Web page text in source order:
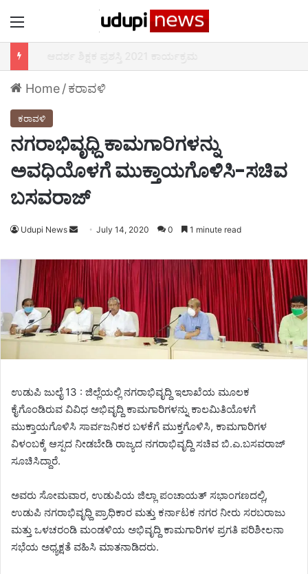
ಆದರ್ಶ ಶಿಕ್ಷಕ ಪ್ರಶಸ್ತಿ 2021 ಕಾರ್ಯಕ್ರಮ
Home/ಕರಾವಳಿ
ಕರಾವಳಿ
ನಗರಾಭಿವೃಧ್ದಿ ಕಾಮಗಾರಿಗಳನ್ನು
ಅವಧಿಯೊಳಗೆ ಮುಕ್ತಾಯಗೊಳಿಸಿ-ಸಚಿವ
ಬಸವರಾಜ್
Udupi News
Send
email
July 14, 2020 0 1 minute read
ಉಡುಪಿ ಜುಲೈ 13 : ಜಿಲ್ಲೆಯಲ್ಲಿ ನಗರಾಭಿವೃದ್ದಿ ಇಲಾಖೆಯ ಮೂಲಕ
ಕೈಗೊಂಡಿರುವ ವಿವಿಧ ಅಭಿವೃದ್ದಿ ಕಾಮಗಾರಿಗಳನ್ನು ಕಾಲಮಿತಿಯೊಳಗೆ
ಮುಕ್ತಾಯಗೊಳಿಸಿ ಸಾರ್ವಜನಿಕರ ಬಳಕೆಗೆ ಮುಕ್ತಗೊಳಿಸಿ, ಕಾಮಗಾರಿಗಳ
ವಿಳಂಬಕ್ಕೆ ಆಸ್ಪದ ನೀಡಬೇಡಿ ರಾಜ್ಯದ ನಗರಾಭಿವೃದ್ದಿ ಸಚಿವ ಬಿ.ಎ.ಬಸವರಾಜ್
ಸೂಚಿಸಿದ್ದಾರೆ.
ಅವರು ಸೋಮವಾರ, ಉಡುಪಿಯ ಜಿಲ್ಲಾ ಪಂಚಾಯತ್ ಸಭಾಂಗಣದಲ್ಲಿ,
ಉಡುಪಿ ನಗರಾಭಿವೃಧ್ದಿ ಪ್ರಾಧಿಕಾರ ಮತ್ತು ಕರ್ನಾಟಕ ನಗರ ನೀರು ಸರಬರಾಜು
ಮತ್ತು ಒಳಚರಂಡಿ ಮಂಡಳಿಯ ಅಭಿವೃದ್ದಿ ಕಾಮಗಾರಿಗಳ ಪ್ರಗತಿ ಪರಿಶೀಲನಾ
ಸಭೆಯ ಅಧ್ಯಕ್ಷತೆ ವಹಿಸಿ ಮಾತನಾಡಿದರು.